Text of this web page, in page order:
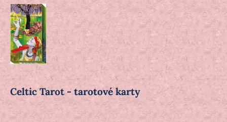
Celtic Tarot - tarotové karty